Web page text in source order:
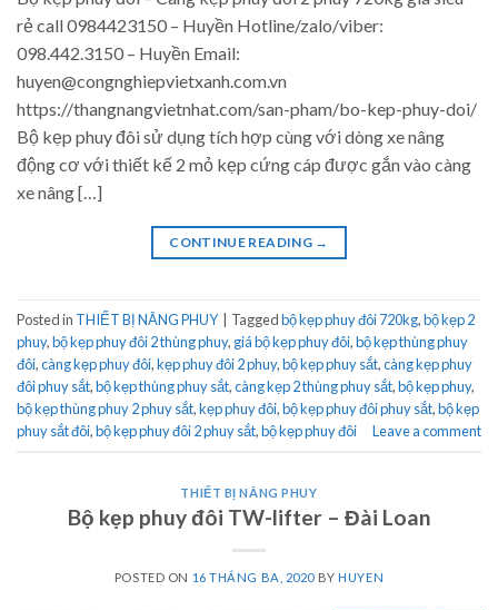
rẻ call 0984423150 – Huyền Hotline/zalo/viber:
098.442.3150 – Huyền Email:
huyen@congnghiepvietxanh.com.vn
https://thangnangvietnhat.com/san-pham/bo-kep-phuy-doi/
Bộ kẹp phuy đôi sử dụng tích hợp cùng với dòng xe nâng
động cơ với thiết kế 2 mỏ kẹp cứng cáp được gắn vào càng
xe nâng […]
CONTINUE READING →
Posted in THIẾT BỊ NÂNG PHUY Taggedbộ kẹp phuy đôi 720kg,bộ kẹp 2
phuy,bộ kẹp phuy đôi 2 thùng phuy, giá bộ kẹp phuy đôi,bộ kẹp thùng phuy
đôi,càng kẹp phuy đôi,kẹp phuy đôi 2 phuy,bộ kẹp phuy sắt,càng kẹp phuy
đôi phuy sắt,bộ kẹp thùng phuy sắt,càng kẹp 2 thùng phuy sắt,bộ kẹp phuy,
bộ kẹp thùng phuy 2 phuy sắt,kẹp phuy đôi,bộ kẹp phuy đôi phuy sắt,bộ kẹp
phuy sắt đôi,bộ kẹp phuy đôi 2 phuy sắt,bộ kẹp phuy đôi Leave a comment
THIẾT BỊ NÂNG PHUY
Bộ kẹp phuy đôi TW-lifter – Đài Loan
POSTED ON 16 THÁNG BA, 2020 BYHUYEN